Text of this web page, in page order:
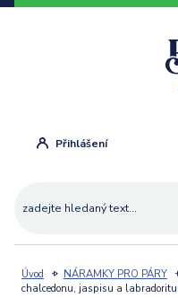
Přihlášení
Úvod NÁRAMKY PRO PÁRY
chalcedonu, jaspisu a